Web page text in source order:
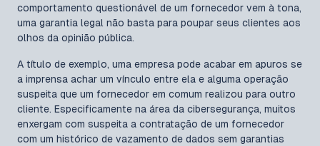
comportamento questionável de um fornecedor vem à tona,
uma garantia legal não basta para poupar seus clientes aos
olhos da opinião pública.
A título de exemplo, uma empresa pode acabar em apuros se
a imprensa achar um vínculo entre ela e alguma operação
suspeita que um fornecedor em comum realizou para outro
cliente. Especificamente na área da cibersegurança, muitos
enxergam com suspeita a contratação de um fornecedor
com um histórico de vazamento de dados sem garantias